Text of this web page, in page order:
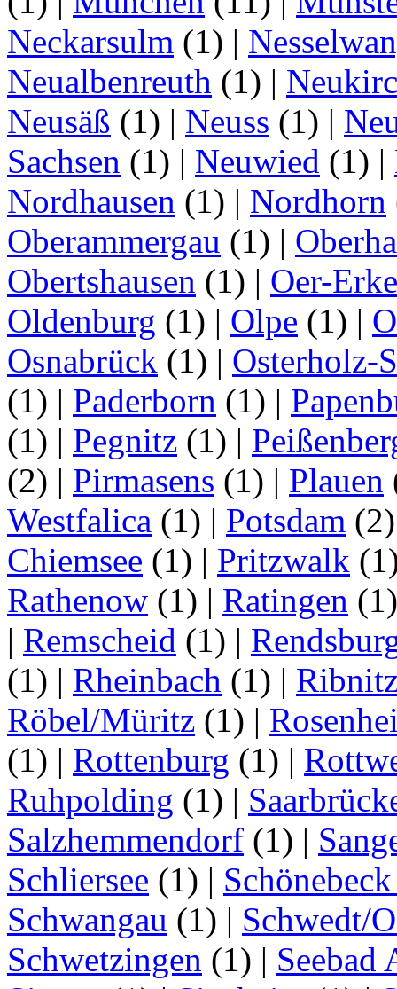
Neckarsulm (1) |
Neualbenreuth (1) |
Neusäß (1) | Neuss (1) |
Sachsen (1) | Neuwied (1) |
Nordhausen (1) | Nordhorn
Oberammergau (1) |
Obertshausen (1) | Oer-
Oldenburg (1) | Olpe (1) |
Osnabrück (1) | Osterholz-
(1) | Paderborn (1) |
(1) | Pegnitz (1) |
(2) | Pirmasens (1) | Plauen
Westfalica (1) | Potsdam
Chiemsee (1) | Pritzwalk
Rathenow (1) | Ratingen
| Remscheid (1) |
(1) | Rheinbach (1) |
Röbel/Müritz (1) |
(1) | Rottenburg (1) |
Ruhpolding (1) |
Salzhemmendorf (1) |
Schliersee (1) |
Schwangau (1) | Schwedt/
Schwetzingen (1) | Seebad